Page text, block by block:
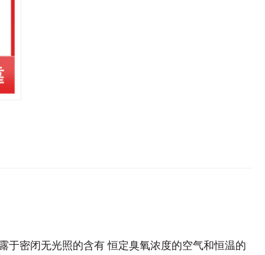
于密闭无光照的含有 恒定臭氧浓度的空气和恒温的